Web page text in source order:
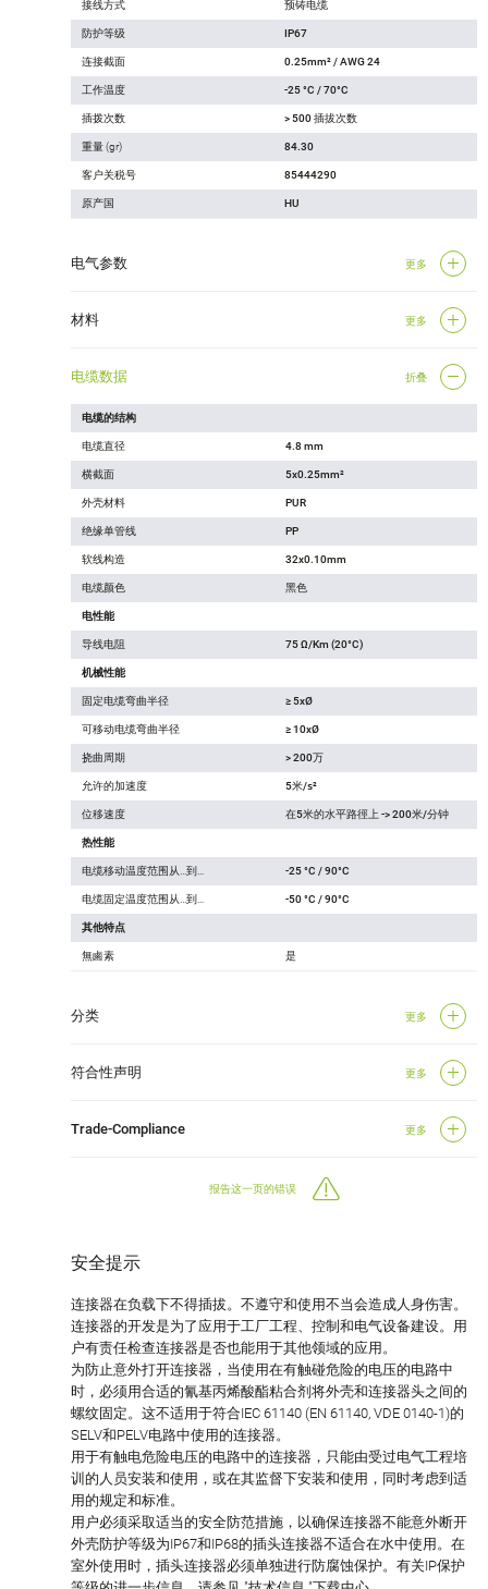
接线方式 预铸电缆
防护等级 IP67
连接截面 0.25mm² / AWG 24
工作温度 -25 °C / 70°C
插拨次数 > 500 插拔次数
重量 (gr) 84.30
客户关税号 85444290
原产国 HU
电气参数 更多
材料 更多
电缆数据 折叠
电缆的结构
电缆直径 4.8 mm
横截面 5x0.25mm²
外壳材料 PUR
绝缘单管线 PP
软线构造 32x0.10mm
电缆颜色 黑色
电性能
导线电阻 75 Ω/Km (20°C)
机械性能
固定电缆弯曲半径 ≥ 5xØ
可移动电缆弯曲半径 ≥ 10xØ
挠曲周期 > 200万
允许的加速度 5米/s²
位移速度 在5米的水平路徑上 -> 200米/分钟
热性能
电缆移动温度范围从…到… -25 °C / 90°C
电缆固定温度范围从…到… -50 °C / 90°C
其他特点
無鹵素 是
分类 更多
符合性声明 更多
Trade-Compliance 更多
报告这一页的错误
安全提示
连接器在负载下不得插拔。不遵守和使用不当会造成人身伤害。
连接器的开发是为了应用于工厂工程、控制和电气设备建设。用
户有责任检查连接器是否也能用于其他领域的应用。
为防止意外打开连接器，当使用在有触碰危险的电压的电路中
时，必须用合适的氰基丙烯酸酯粘合剂将外壳和连接器头之间的
螺纹固定。这不适用于符合IEC 61140 (EN 61140, VDE 0140-1)的
SELV和PELV电路中使用的连接器。
用于有触电危险电压的电路中的连接器，只能由受过电气工程培
训的人员安装和使用，或在其监督下安装和使用，同时考虑到适
用的规定和标准。
用户必须采取适当的安全防范措施，以确保连接器不能意外断开
外壳防护等级为IP67和IP68的插头连接器不适合在水中使用。在
室外使用时，插头连接器必须单独进行防腐蚀保护。有关IP保护